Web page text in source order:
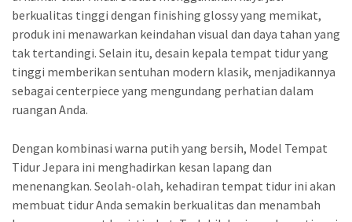
berkualitas tinggi dengan finishing glossy yang memikat,
produk ini menawarkan keindahan visual dan daya tahan yang
tak tertandingi. Selain itu, desain kepala tempat tidur yang
tinggi memberikan sentuhan modern klasik, menjadikannya
sebagai centerpiece yang mengundang perhatian dalam
ruangan Anda.
Dengan kombinasi warna putih yang bersih, Model Tempat
Tidur Jepara ini menghadirkan kesan lapang dan
menenangkan. Seolah-olah, kehadiran tempat tidur ini akan
membuat tidur Anda semakin berkualitas dan menambah